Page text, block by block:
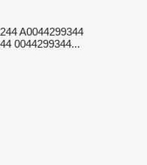
A0044299344
0044299344...